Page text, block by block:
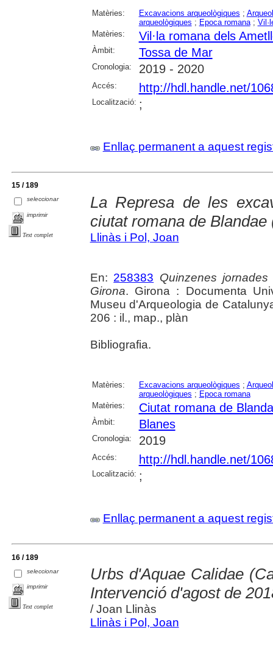
Matèries: Excavacions arqueològiques ;
arqueològiques ; Epoca romana;
Matèries:
Vil·la romana dels
Àmbit: Tossa de Mar
Cronologia: 2019 - 2020
Accés: http://hdl.handle.net/
Localització: ;
Enllaç permanent a aquest
15 / 189
seleccionar
imprimir
Text complet
La Represa de les
ciutat romana de
Llinàs i Pol, Joan
En: 258383 Quinzenes
Girona. Girona : Documenta
Museu d'Arqueologia de
206 : il., map., plàn
Bibliografia.
Matèries: Excavacions arqueològiques ;
arqueològiques ; Epoca romana
Matèries:
Ciutat romana de
Àmbit: Blanes
Cronologia: 2019
Accés: http://hdl.handle.net/
Localització: ;
Enllaç permanent a aquest
16 / 189
seleccionar
imprimir
Text complet
Urbs d'Aquae Calidae
Intervenció d'agost de
/ Joan Llinàs
Llinàs i Pol, Joan